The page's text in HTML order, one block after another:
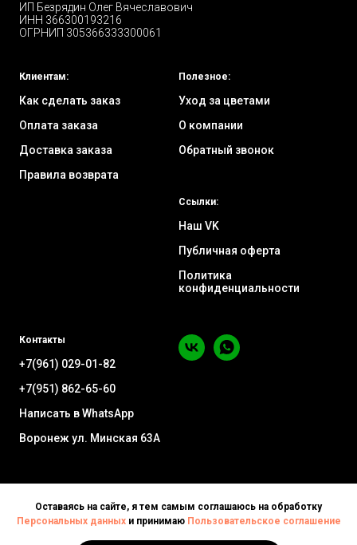
ИП Безрядин Олег Вячеславович
ИНН 366300193216
ОГРНИП 305366333300061
Клиентам:
Как сделать заказ
Оплата заказа
Доставка заказа
Правила возврата
Полезное:
Уход за цветами
О компании
Обратный звонок
Ссылки:
Наш VK
Публичная оферта
Политика
конфиденциальности
Контакты
+7(961) 029-01-82
+7(951) 862-65-60
Написать в WhatsApp
Воронеж ул. Минская 63А
Оставаясь на сайте, я тем самым соглашаюсь на обработку
Персональных данныхи принимаю Пользовательское соглашение